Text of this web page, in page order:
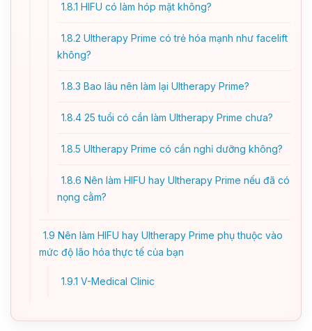
1.8.1 HIFU có làm hóp mặt không?
1.8.2 Ultherapy Prime có trẻ hóa mạnh như facelift
không?
1.8.3 Bao lâu nên làm lại Ultherapy Prime?
1.8.4 25 tuổi có cần làm Ultherapy Prime chưa?
1.8.5 Ultherapy Prime có cần nghỉ dưỡng không?
1.8.6 Nên làm HIFU hay Ultherapy Prime nếu đã có
nọng cằm?
1.9 Nên làm HIFU hay Ultherapy Prime phụ thuộc vào
mức độ lão hóa thực tế của bạn
1.9.1 V-Medical Clinic